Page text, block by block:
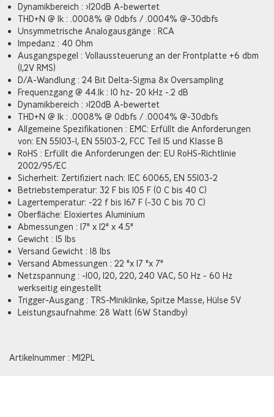
Dynamikbereich : >120dB A-bewertet
THD+N @ 1k : .0008% @ 0dbfs / .0004% @-30dbfs
Unsymmetrische Analogausgänge : RCA
Impedanz : 40 Ohm
Ausgangspegel : Vollaussteuerung an der Frontplatte +6 dbm
(1,2V RMS)
D/A-Wandlung : 24 Bit Delta-Sigma 8x Oversampling
Frequenzgang @ 44.1k : 10 hz- 20 kHz -.2 dB
Dynamikbereich : >120dB A-bewertet
THD+N @ 1k : .0008% @ 0dbfs / .0004% @-30dbfs
Allgemeine Spezifikationen : EMC: Erfüllt die Anforderungen
von: EN 55103-1, EN 55103-2, FCC Teil 15 und Klasse B
RoHS : Erfüllt die Anforderungen der: EU RoHS-Richtlinie
2002/95/EC
Sicherheit: Zertifiziert nach: IEC 60065, EN 55103-2
Betriebstemperatur: 32 F bis 105 F (0 C bis 40 C)
Lagertemperatur: -22 f bis 167 F (-30 C bis 70 C)
Oberfläche: Eloxiertes Aluminium
Abmessungen : 17" x 12" x 4.5"
Gewicht : 15 lbs
Versand Gewicht : 18 lbs
Versand Abmessungen : 22 "x 17 "x 7"
Netzspannung : -100, 120, 220, 240 VAC, 50 Hz - 60 Hz
werkseitig eingestellt
Trigger-Ausgang : TRS-Miniklinke, Spitze Masse, Hülse 5V
Leistungsaufnahme: 28 Watt (6W Standby)
Artikelnummer : M12PL